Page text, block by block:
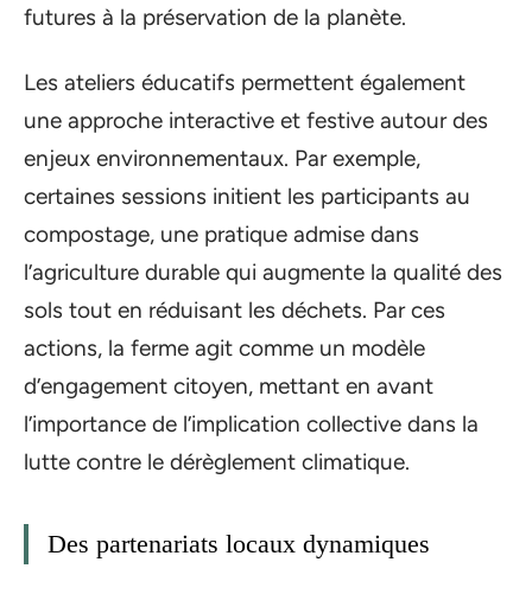
futures à la préservation de la planète.
Les ateliers éducatifs permettent également
une approche interactive et festive autour des
enjeux environnementaux. Par exemple,
certaines sessions initient les participants au
compostage, une pratique admise dans
l’agriculture durable qui augmente la qualité des
sols tout en réduisant les déchets. Par ces
actions, la ferme agit comme un modèle
d’engagement citoyen, mettant en avant
l’importance de l’implication collective dans la
lutte contre le dérèglement climatique.
Des partenariats locaux dynamiques